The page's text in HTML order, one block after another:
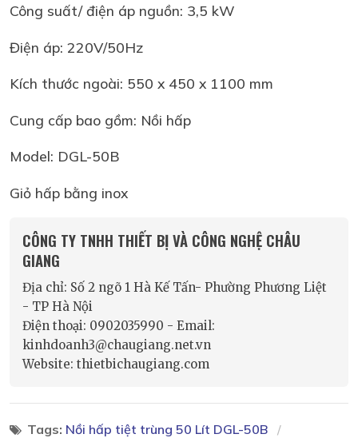
Công suất/ điện áp nguồn: 3,5 kW
Điện áp: 220V/50Hz
Kích thước ngoài: 550 x 450 x 1100 mm
Cung cấp bao gồm: Nồi hấp
Model: DGL-50B
Giỏ hấp bằng inox
CÔNG TY TNHH THIẾT BỊ VÀ CÔNG NGHỆ CHÂU
GIANG
Địa chỉ: Số 2 ngõ 1 Hà Kế Tấn- Phường Phương Liệt
- TP Hà Nội
Điện thoại: 0902035990 - Email:
kinhdoanh3@chaugiang.net.vn
Website: thietbichaugiang.com
Tags: Nồi hấp tiệt trùng 50 Lít DGL-50B